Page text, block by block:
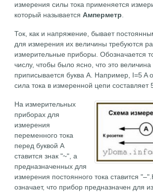
измерения силы тока применяется
который называетсяАмперметр
Ток, как и напряжение, бывает
для измерения их величины требуются
измерительные приборы. Обозначается
числу, чтобы было ясно, что это величина
приписывается буква А. Например, I=5 A
сила тока в измеренной цепи составляет
На измерительных
приборах для
измерения
переменного тока
перед буквой А
ставится знак "~", а
предназначенных для
измерения постоянного тока ставится
означает, что прибор предназначен для